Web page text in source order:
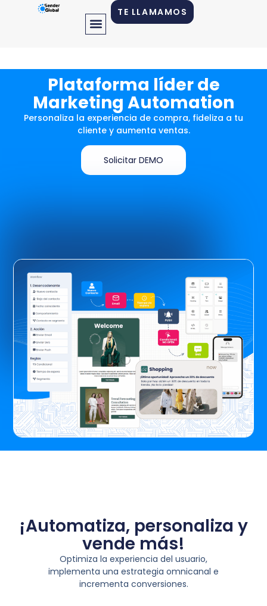
TE LLAMAMOS
Plataforma líder de
Marketing Automation
Personaliza la experiencia de compra, fideliza a tu
cliente y aumenta ventas.
Solicitar DEMO
¡Automatiza, personaliza y
vende más!
Optimiza la experiencia del usuario,
implementa una estrategia omnicanal e
incrementa conversiones.